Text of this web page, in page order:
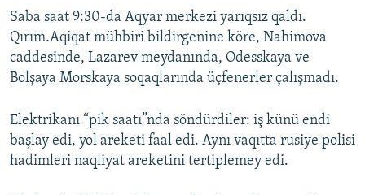
Saba saat 9:30-da Aqyar merkezi yarıqsız qaldı.
Qırım.Aqiqat mühbiri bildirgenine köre, Nahimova
caddesinde, Lazarev meydanında, Odesskaya ve
Bolşaya Morskaya soqaqlarında üçfenerler çalışmadı.
Elektrikanı “pik saatı”nda söndürdiler: iş künü endi
başlay edi, yol areketi faal edi. Aynı vaqıtta rusiye polisi
hadimleri naqliyat areketini tertiplemey edi.